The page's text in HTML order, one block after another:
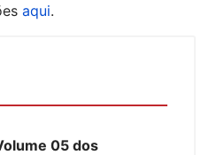
aqui.
05 dos